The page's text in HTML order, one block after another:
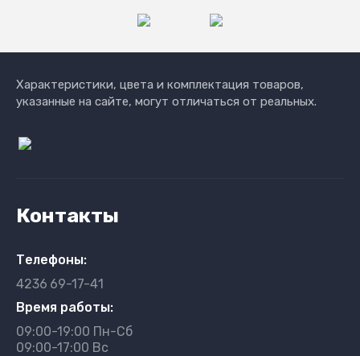
Характеристики, цвета и комплектация товаров,
указанные на сайте, могут отличаться от реальных.
Контакты
Телефоны:
4236 69-17-41
Время работы:
09:00-19:00 Пн-Сб
09:00-17:00 Вс